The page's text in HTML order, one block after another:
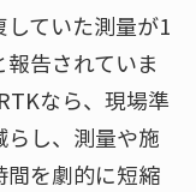
ていた測量が1
告されていま
なら、現場準
し、測量や施
を劇的に短縮